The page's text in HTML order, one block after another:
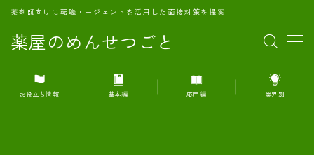
薬屋のめんせつごと
薬剤師向けに転職エージェントを活用した面接対策を提案
MENU
1.転職エージェントとは何か？
お役立ち情報 基本編 応用編 業界別